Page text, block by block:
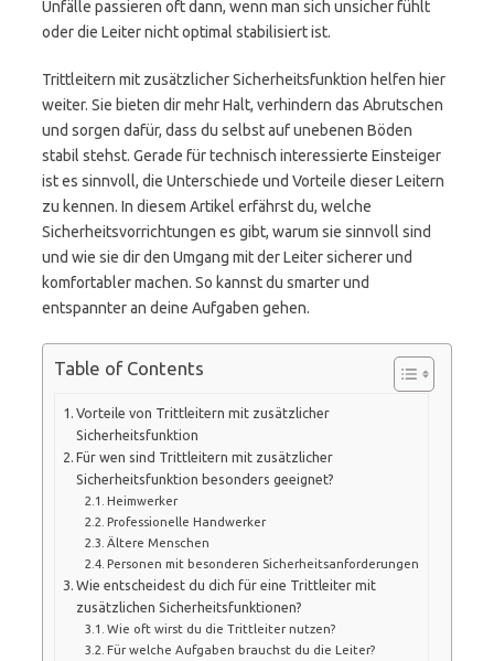
Unfälle passieren oft dann, wenn man sich unsicher fühlt
oder die Leiter nicht optimal stabilisiert ist.
Trittleitern mit zusätzlicher Sicherheitsfunktion helfen hier
weiter. Sie bieten dir mehr Halt, verhindern das Abrutschen
und sorgen dafür, dass du selbst auf unebenen Böden
stabil stehst. Gerade für technisch interessierte Einsteiger
ist es sinnvoll, die Unterschiede und Vorteile dieser Leitern
zu kennen. In diesem Artikel erfährst du, welche
Sicherheitsvorrichtungen es gibt, warum sie sinnvoll sind
und wie sie dir den Umgang mit der Leiter sicherer und
komfortabler machen. So kannst du smarter und
entspannter an deine Aufgaben gehen.
Table of Contents
Vorteile von Trittleitern mit zusätzlicher
Sicherheitsfunktion
Für wen sind Trittleitern mit zusätzlicher
Sicherheitsfunktion besonders geeignet?
Heimwerker
Professionelle Handwerker
Ältere Menschen
Personen mit besonderen Sicherheitsanforderungen
Wie entscheidest du dich für eine Trittleiter mit
zusätzlichen Sicherheitsfunktionen?
Wie oft wirst du die Trittleiter nutzen?
Für welche Aufgaben brauchst du die Leiter?